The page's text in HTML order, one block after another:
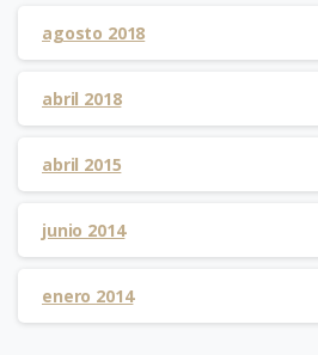
agosto 2018
abril 2018
abril 2015
junio 2014
enero 2014